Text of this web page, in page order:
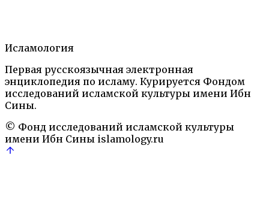
Ислам на территории бывшей Российской
империи. Энциклопедический словарь. М.: 2006,
2018
Исламология
Первая русскоязычная электронная
энциклопедия по исламу. Курируется Фондом
исследований исламской культуры имени Ибн
Сины.
© Фонд исследований исламской культуры
имени Ибн Сины islamology.ru